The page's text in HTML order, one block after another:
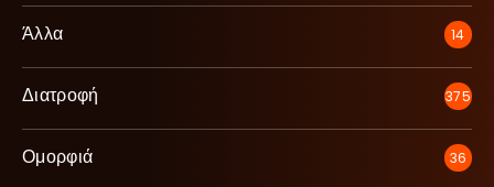
Άλλα 14
Διατροφή 375
Ομορφιά 36